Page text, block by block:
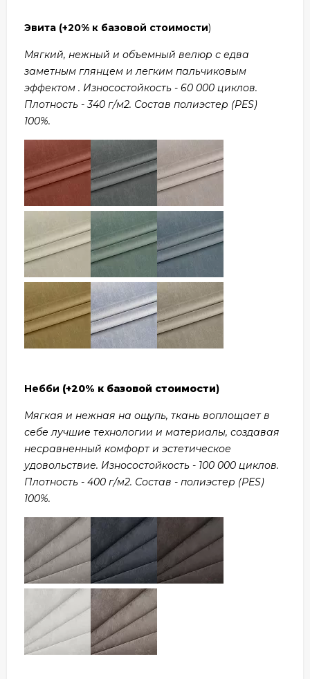
Эвита (+20% к базовой стоимости)
Мягкий, нежный и объемный велюр с едва
заметным глянцем и легким пальчиковым
эффектом . Износостойкость - 60 000 циклов.
Плотность - 340 г/м2. Состав полиэстер (PES)
100%.
Небби (+20% к базовой стоимости)
Мягкая и нежная на ощупь, ткань воплощает в
себе лучшие технологии и материалы, создавая
несравненный комфорт и эстетическое
удовольствие. Износостойкость - 100 000 циклов.
Плотность - 400 г/м2. Состав - полиэстер (PES)
100%.